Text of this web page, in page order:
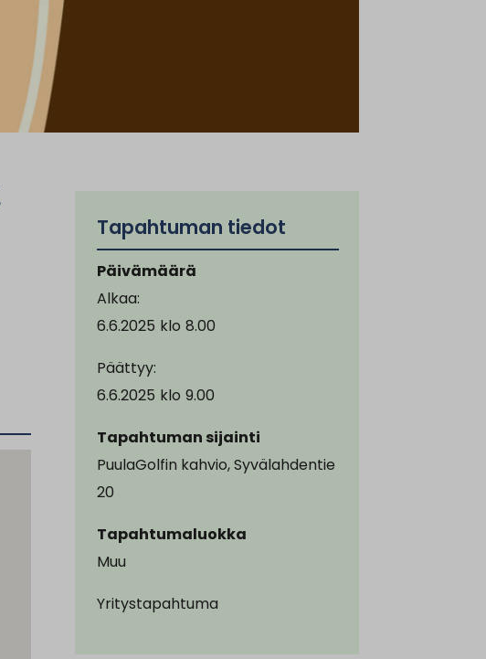
Tapahtuman tiedot
Päivämäärä
Alkaa:
6.6.2025 klo 8.00
Päättyy:
6.6.2025 klo 9.00
Tapahtuman sijainti
PuulaGolfin kahvio, Syvälahdentie
20
Tapahtumaluokka
Muu
Yritystapahtuma